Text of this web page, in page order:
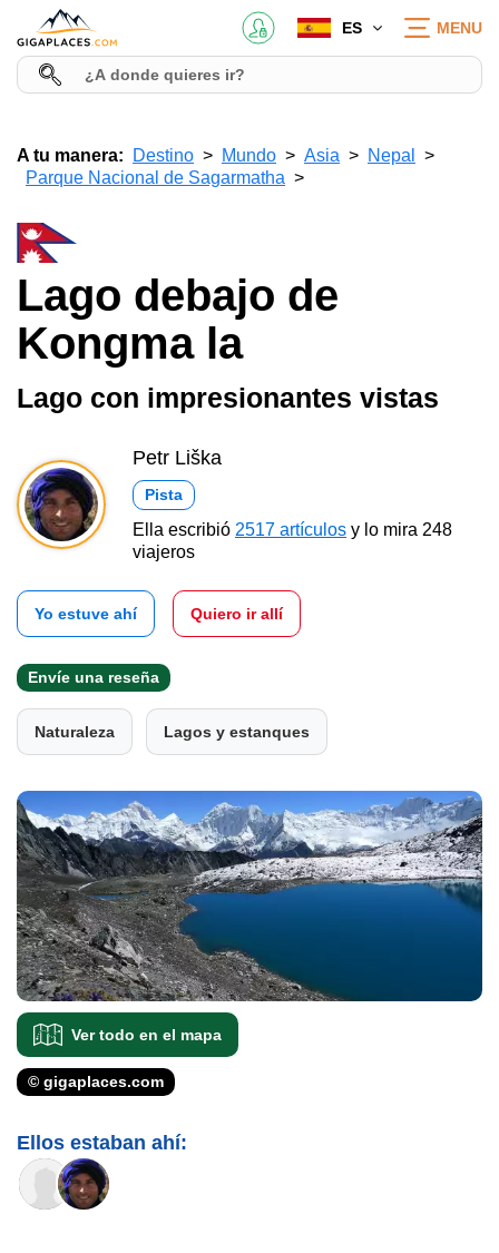
ES MENU
A tu manera: Destino Mundo Asia
Nepal
Parque Nacional de Sagarmatha
Lago debajo de
Kongma la
Lago con impresionantes vistas
Petr Liška
Pista
Ella escribió 2517 artículos y lo mira 248
viajeros
Yo estuve ahí Quiero ir allí
Envíe una reseña
Naturaleza Lagos y estanques
Ver todo en el mapa
© gigaplaces.com
Ellos estaban ahí: